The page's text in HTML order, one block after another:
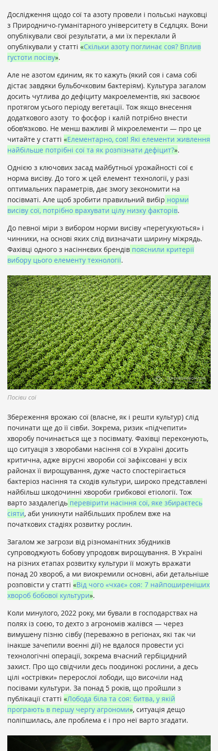
Дослідження щодо сої та азоту провели і польські науковці
з Природничо-гуманітарного університету в Сєдлцях. Вони
опублікували свої результати, а ми їх переклали й
опублікували у статті «Скільки азоту поглинає соя? Вплив
густоти посіву».
Але не азотом єдиним, як то кажуть (який соя і сама собі
дістає завдяки бульбочковим бактеріям). Культура загалом
досить чутлива до дефіциту макроелементів, які засвоює
протягом усього періоду вегетації. Тож якщо внесення
додаткового азоту то фосфор і калій потрібно внести
обов’язково. Не менш важливі й мікроелементи — про це
читайте у статті «Елементарно, соя! Які елементи живлення
найбільше потрібні сої та як розпізнати дефіцит?».
Однією з ключових засад майбутньої урожайності сої є
норма висіву. До того ж цей елемент технології, у разі
оптимальних параметрів, дає змогу зекономити на
посівматі. Але щоб зробити правильний вибір норми
висіву сої, потрібно врахувати цілу низку факторів.
До певної міри з вибором норми висіву «перегукуються» і
чинники, на основі яких слід визначати ширину міжрядь.
Фахівці одного з насіннєвих брендів пояснили критерії
вибору цього елементу технології.
Посіви сої
Збереження врожаю сої (власне, як і решти культур) слід
починати ще до її сівби. Зокрема, ризик «підчепити»
хворобу починається ще з посівмату. Фахівці переконують,
що ситуація з хворобами насіння сої в Україні досить
критична, адже вірусні хвороби сої зафіксовані у всіх
районах її вирощування, дуже часто спостерігається
бактеріоз насіння та сходів культури, широко представлені
найбільш шкодочинні хвороби грибкової етіології. Тож
варто заздалегідь перевірити насіння сої, яке збираєтесь
сіяти, аби уникнути найбільших проблем вже на
початкових стадіях розвитку рослин.
Загалом же загрози від різноманітних збудників
супроводжують бобову упродовж вирощування. В Україні
на різних етапах розвитку культури її можуть вражати
понад 20 хвороб, а ми виокремили основні, аби детальніше
розповісти у статті «Від чого «чхає» соя: 7 найпоширеніших
хвороб бобової культури».
Коли минулого, 2022 року, ми бували в господарствах на
полях із соєю, то дехто з агрономів жалівся — через
вимушену пізню сівбу (переважно в регіонах, які так чи
інакше зачепили воєнні дії) не вдалося провести усі
технологічні операції, зокрема вчасний гербіцидний
захист. Про що свідчили десь поодинокі рослини, а десь
цілі «острівки» перерослої лободи, що височіли над
посівами культури. За понад 5 років, що пройшли з
публікації статті «Лобода біла та соя: битва, у якій
програють в першу чергу агрономи», ситуація дещо
поліпшилась, але проблема є і про неї варто згадати.